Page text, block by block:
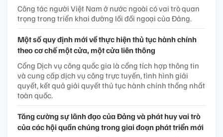
Công tác người Việt Nam ở nước ngoài có vai trò quan
trọng trong triển khai đường lối đối ngoại của Đảng.
Một số quy định mới về thực hiện thủ tục hành chính
theo cơ chế một cửa, một cửa liên thông
Cổng Dịch vụ công quốc gia là cổng tích hợp thông tin
và cung cấp dịch vụ công trực tuyến, tình hình giải
quyết, kết quả giải quyết thủ tục hành chính thống nhất
toàn quốc.
Tăng cường sự lãnh đạo của Đảng và phát huy vai trò
của các hội quần chúng trong giai đoạn phát triển mới